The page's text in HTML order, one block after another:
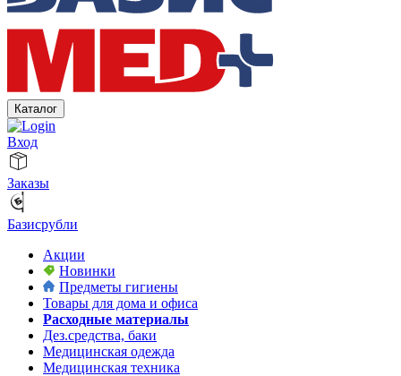
Каталог
Вход
Заказы
Базисрубли
Акции
Новинки
Предметы гигиены
Товары для дома и офиса
Расходные материалы
Дез.средства, баки
Медицинская одежда
Медицинская техника